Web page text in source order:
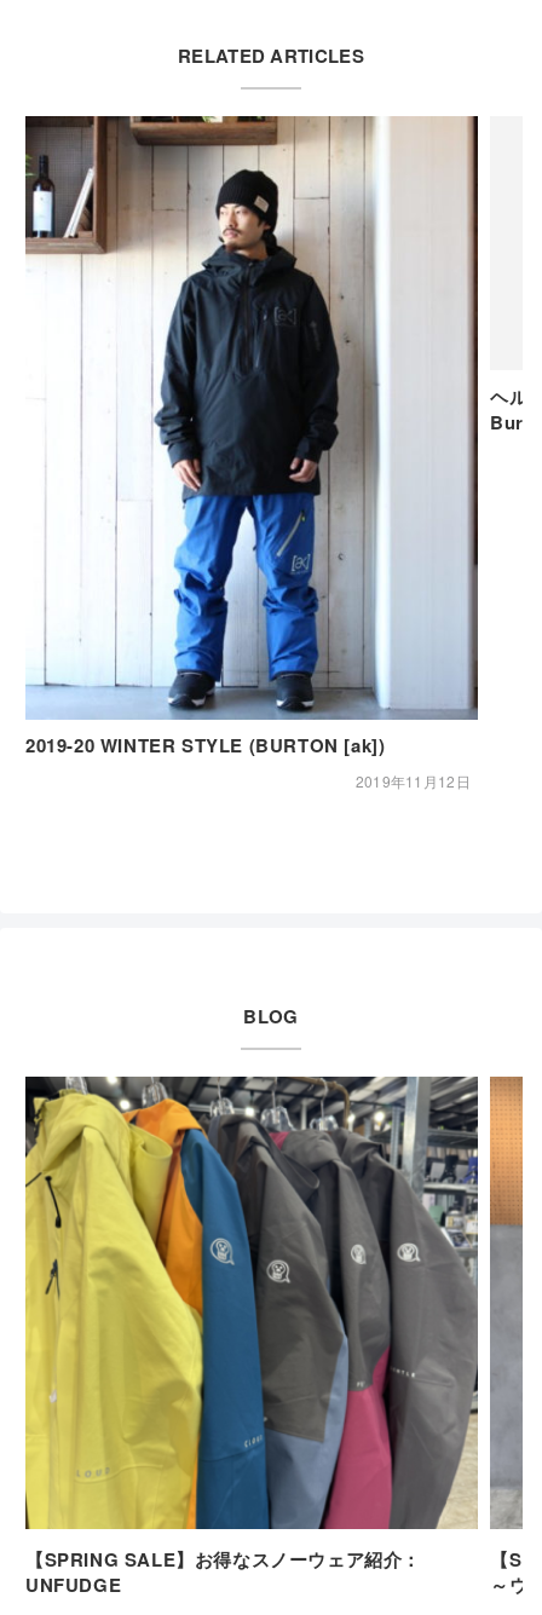
RELATED ARTICLES
2019-20 WINTER STYLE (BURTON [ak])
2019年11月12日
ヘル
BLOG
【SPRING SALE】お得なスノーウェア紹介：
UNFUDGE
【
～ウ